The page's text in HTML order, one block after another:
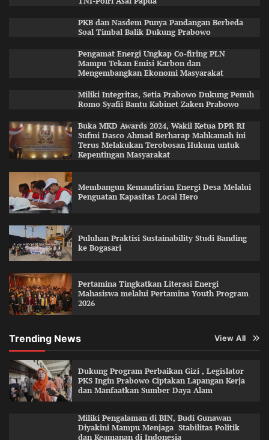
PKB dan Nasdem Punya Pandangan Berbeda
Soal Timbal Balik Dukung Prabowo
Pengamat Energi Ungkap Co-firing PLN
Mampu Tekan Emisi Karbon dan
Mengembangkan Ekonomi Masyarakat
Miliki Integritas, Setia Prabowo Dukung Penuh
Romo Syafii Bantu Kabinet Zaken Prabowo
Buka MKD Awards 2024, Wakil Ketua DPR RI
Sufmi Dasco Ahmad Berharap Mahkamah ini
Terus Melakukan Terobosan Hukum untuk
Kepentingan Masyarakat
Membangun Kemandirian Energi Desa Melalui
Penguatan Kapasitas Local Hero
Puluhan Praktisi Sustainability Studi Banding
ke Bogasari
Pertamina Tingkatkan Literasi Energi
Mahasiswa melalui Pertamina Youth Program
2026
Trending News View All
Dukung Program Perbaikan Gizi , Legislator
PKS Ingin Prabowo Ciptakan Lapangan Kerja
dan Manfaatkan Sumber Daya Alam
Miliki Pengalaman di BIN, Budi Gunawan
Diyakini Mampu Menjaga Stabilitas Politik
dan Keamanan di Indonesia